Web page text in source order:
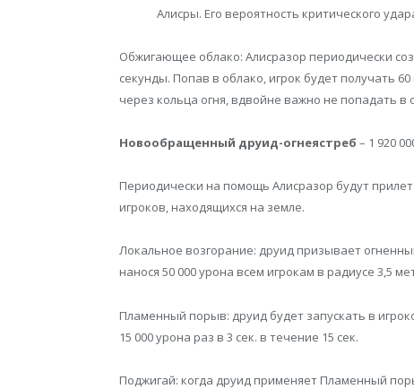
Алисры. Его вероятность критического
Обжигающее облако: Алисразор периодически
секунды. Попав в облако, игрок будет получать
через кольца огня, вдвойне важно не попадать в
Новообращенный друид-огнеястреб – 1 920
Периодически на помощь Алисразор будут
игроков, находящихся на земле.
Локальное возгорание: друид призывает
нанося 50 000 урона всем игрокам в радиусе 3,5
Пламенный порыв: друид будет запускать в
15 000 урона раз в 3 сек. в течение 15 сек.
Поджигай: когда друид применяет Пламенный